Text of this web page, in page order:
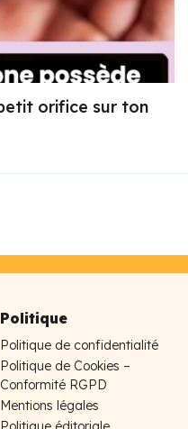
orifice sur ton
Politique
Politique de confidentialité
Politique de Cookies –
Conformité RGPD
Mentions légales